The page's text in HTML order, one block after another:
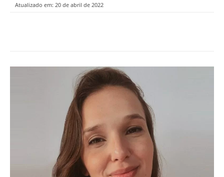
Atualizado em: 20 de abril de 2022